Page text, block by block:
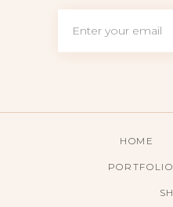
HOME
PORTFOLIO